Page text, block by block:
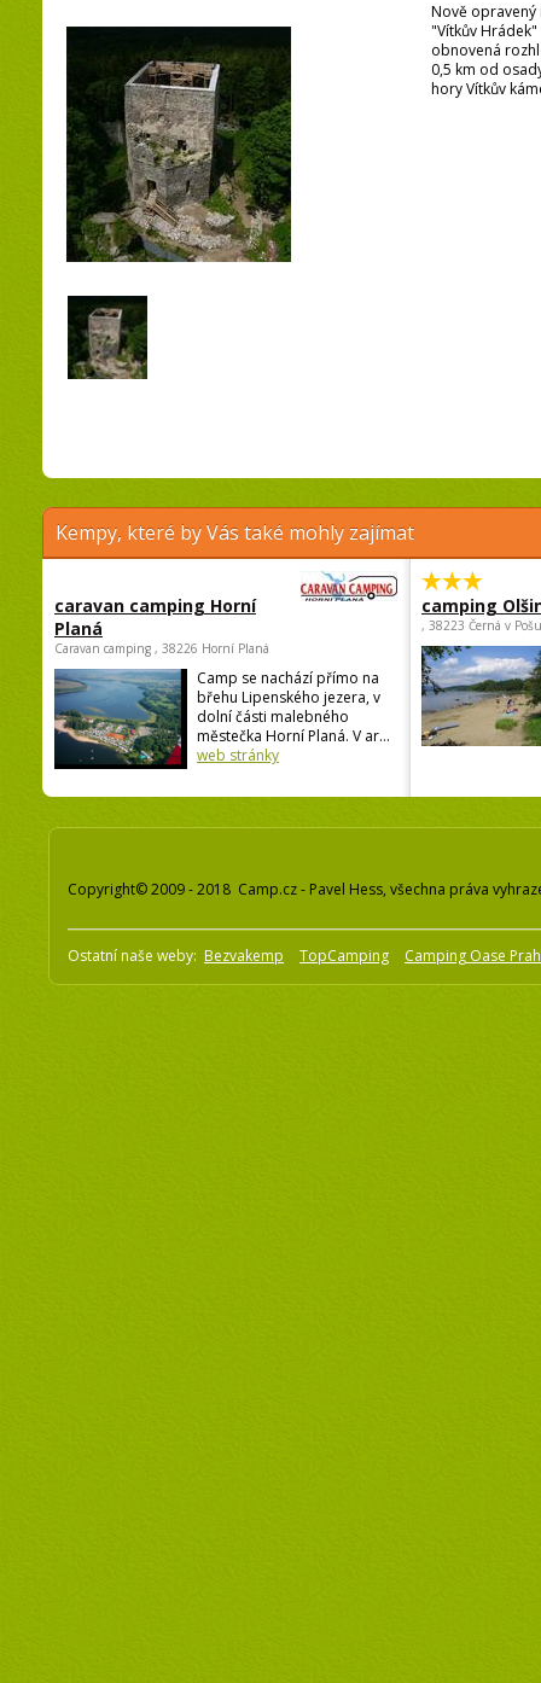
Nově opravený
"Vítkův Hrádek"
obnovená
0,5 km od
hory Vítkův
Kempy, které by Vás také mohly zajímat
caravan camping Horní
Planá
Caravan camping , 38226 Horní Planá
Camp se nachází přímo na
břehu Lipenského jezera, v
dolní části malebného
městečka Horní Planá. V ar...
web stránky
camping
, 38223 Černá v
Copyright© 2009 - 2018 Camp.cz - Pavel Hess, všechna práva
Ostatní naše weby: Bezvakemp TopCamping Camping Oase